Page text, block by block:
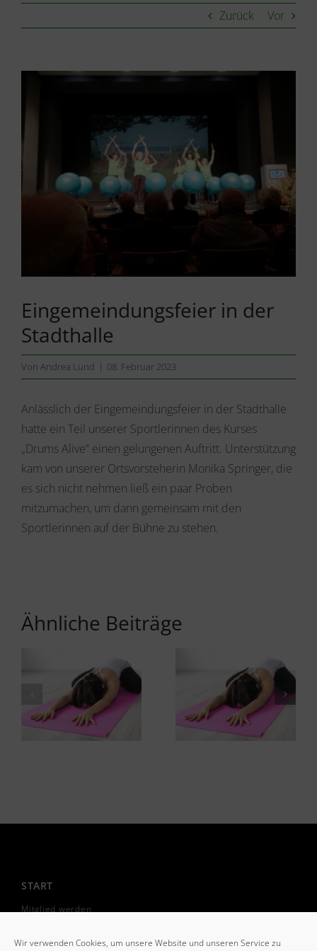
Wir verwenden Cookies, um unsere Website und unseren Service zu
Zurück Vor
Eingemeindungsfeier in der
Stadthalle
Von Andrea Lund | 08. Februar 2023
Anlässlich der Eingemeindungsfeier in der Stadthalle
hatte ein Teil unserer Sportlerinnen des Kurses
„Drums Alive“ einen gelungenen Auftritt. Unterstützung
kam von unserer Ortsvorsteherin Monika Springer, die
es sich nicht nehmen ließ ein paar Proben
mitzumachen, um dann gemeinsam mit den
Sportlerinnen auf der Bühne zu stehen.
Ähnliche Beiträge
START
Mitglied werden